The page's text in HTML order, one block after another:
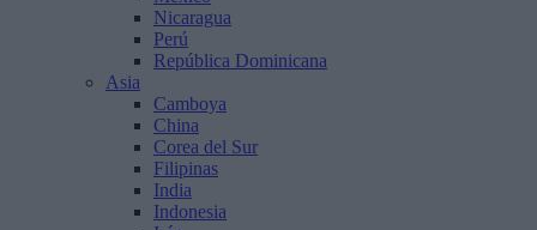
Nicaragua
Perú
República Dominicana
Asia
Camboya
China
Corea del Sur
Filipinas
India
Indonesia